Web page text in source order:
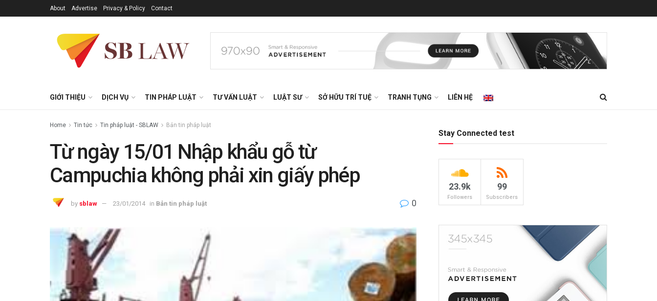
About Advertise Privacy & Policy Contact
GIỚI THIỆU DỊCH VỤ TIN PHÁP LUẬT TƯ VẤN LUẬT LUẬT SƯ SỞ HỮU TRÍ TUỆ TRANH TỤNG LIÊN HỆ
Home Tin tức Tin pháp luật - SBLAW Bản tin pháp luật
Từ ngày 15/01 Nhập khẩu gỗ từ
Campuchia không phải xin giấy phép
by sblaw 23/01/2014 in Bản tin pháp luật 0
Stay Connected test
23.9k
Followers
99
Subscribers